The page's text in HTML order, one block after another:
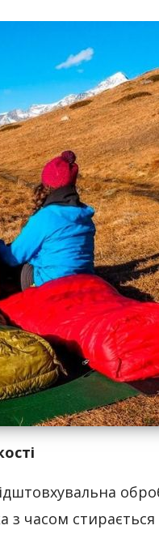
з часом